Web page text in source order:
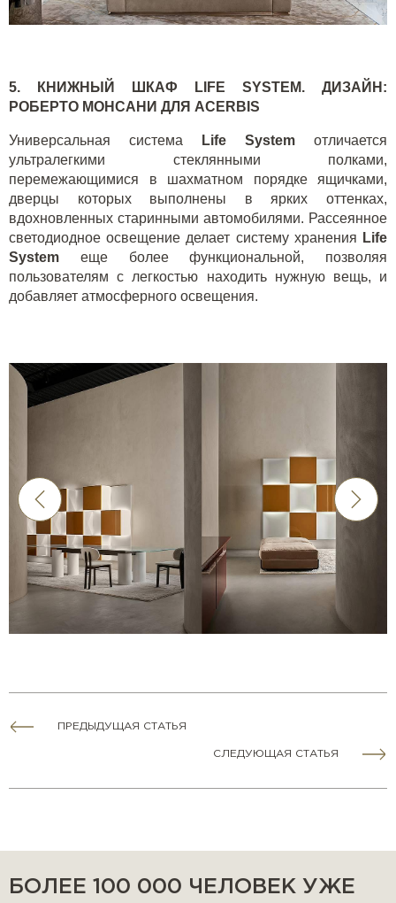
5. КНИЖНЫЙ ШКАФ LIFE SYSTEM. ДИЗАЙН:
РОБЕРТО МОНСАНИ ДЛЯ ACERBIS
Универсальная система Life System
отличается
ультралегкими стеклянными полками,
перемежающимися в шахматном порядке ящичками,
дверцы которых выполнены в ярких оттенках,
вдохновленных старинными автомобилями. Рассеянное
светодиодное освещение делает систему хранения Life
System
еще более функциональной, позволяя
пользователям с легкостью находить нужную вещь, и
добавляет атмосферного освещения.
ПРЕДЫДУЩАЯ СТАТЬЯ
СЛЕДУЮЩАЯ СТАТЬЯ
БОЛЕЕ 100 000 ЧЕЛОВЕК УЖЕ